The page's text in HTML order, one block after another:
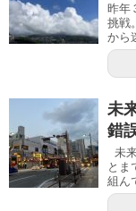
昨年
挑戦
から
未
錯
未
とま
組ん